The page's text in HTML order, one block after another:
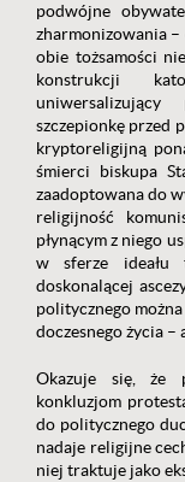
podwójne
zharmonizowania –
obie tożsamości
konstrukcji
uniwersalizujący
szczepionkę przed
kryptoreligijną
śmierci biskupa
zaadoptowana do
religijność
płynącym z niego
w sferze ideału
doskonalącej
politycznego
doczesnego życia –
Okazuje się, że
konkluzjom
do politycznego
nadaje religijne
niej traktuje jako